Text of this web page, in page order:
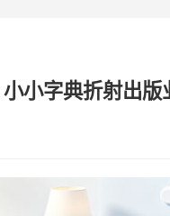
小字典折射出版